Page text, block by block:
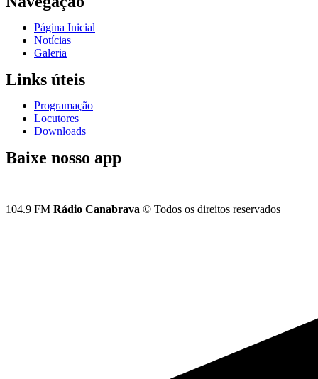
Página Inicial
Notícias
Galeria
Links úteis
Programação
Locutores
Downloads
Baixe nosso app
104.9 FM Rádio Canabrava © Todos os direitos reservados